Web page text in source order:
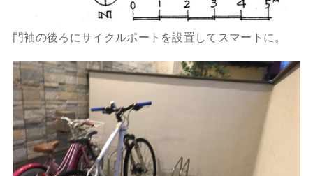
門袖の後ろにサイクルポートを設置してスマートに。